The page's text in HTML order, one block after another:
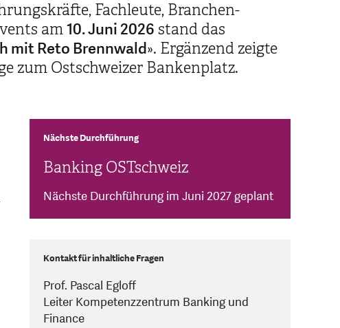
Fachleute, Branchen-
am10. Juni 2026 stand das
mit Reto Brennwald». Ergänzend zeigte
zum Ostschweizer Bankenplatz.
Banking OSTschweiz
Nächste Durchführung
Nächste Durchführung im Juni 2027 geplant
Kontakt für inhaltliche Fragen
Prof. Pascal Egloff
Leiter Kompetenzzentrum Banking und
Finance